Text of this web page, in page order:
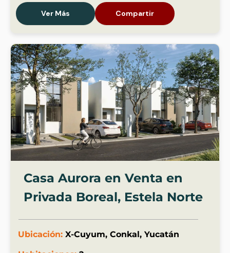
Ver Más Compartir
Casa Aurora en Venta en
Privada Boreal, Estela Norte
Ubicación: X-Cuyum, Conkal, Yucatán